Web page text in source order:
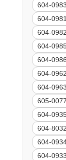
604-
604-
604-
604-
604-
604-
604-
605-
604-
604-
604-
604-